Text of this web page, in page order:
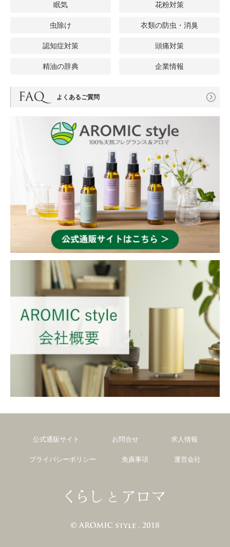
眠気 花粉対策
虫除け 衣類の防虫・消臭
認知症対策 頭痛対策
精油の辞典 企業情報
よくあるご質問
公式通販サイト お問合せ 求人情報
プライバシーポリシー 免責事項 運営会社